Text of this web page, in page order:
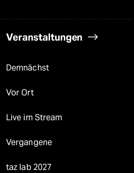
Veranstaltungen
Demnächst
Vor Ort
Live im Stream
Vergangene
taz lab 2027